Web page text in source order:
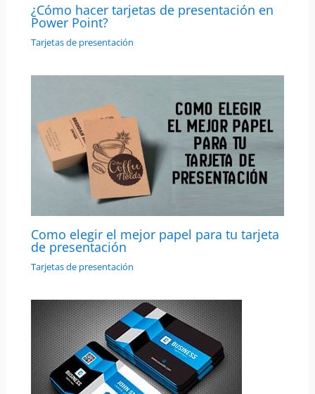
¿Cómo hacer tarjetas de presentación en
Power Point?
Tarjetas de presentación
Como elegir el mejor papel para tu tarjeta
de presentación
Tarjetas de presentación